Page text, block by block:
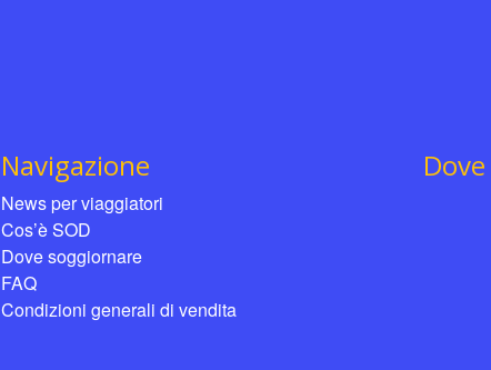
Navigazione
News per viaggiatori
Cos’è SOD
Dove soggiornare
FAQ
Condizioni generali di vendita